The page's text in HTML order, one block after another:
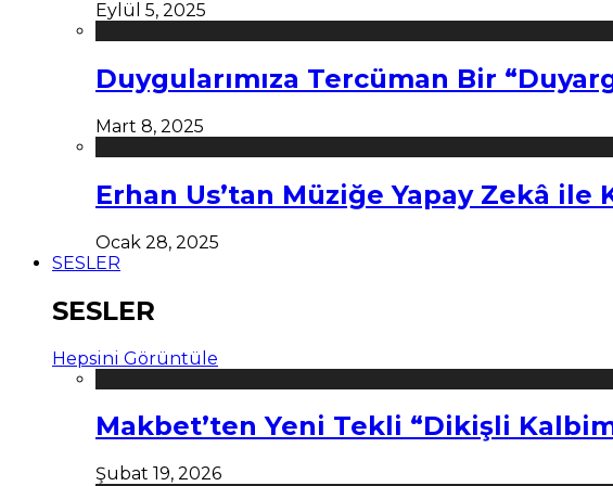
Eylül 5, 2025
Duygularımıza Tercüman Bir
Mart 8, 2025
Erhan Us’tan Müziğe Yapay Zekâ ile
Ocak 28, 2025
SESLER
SESLER
Hepsini Görüntüle
Makbet’ten Yeni Tekli “Dikişli
Şubat 19, 2026